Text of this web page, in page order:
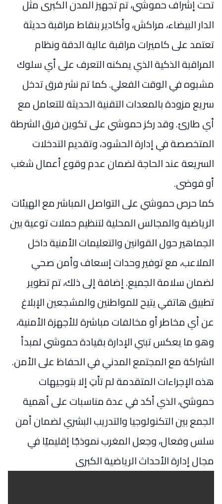
تحت إشراف حموشي، تم تجهيز المدن الكبرى مثل
الدار البيضاء، مراكش، وأكادير بنقاط مراقبة حديثة
تعتمد على كاميرات مراقبة عالية الدقة ونظام
المراقبة الذكية الذي يمكنه التعرف على أي سلوك
مشبوه في الوقت الفعلي. كما تم نشر فرق تدخل
سريع مزودة بالمعدات التقنية الحديثة للتعامل مع
أي طارئ. وقد ركز حموشي على تكوين فرق الشرطة
المتخصصة في إدارة الحشود، وتقديم التدخلات
السريعة عند الحاجة لضمان عدم وقوع أعمال شغب
أو فوضى.
كما حرص حموشي على التواصل المباشر مع الهيئات
الرياضية والمجالس المحلية لتنظيم حملات توعية بين
الجماهير حول القوانين والتعليمات الأمنية داخل
الملاعب، مع توفير وحدات إسعاف وأمن صحي
لضمان سلامة الجميع. إضافة إلى ذلك، تم تطوير
تطبيق هاتفي يتيح للمواطنين والمشجعين الإبلاغ
عن أي مخاطر أو مخالفات مباشرة للأجهزة الأمنية،
وهو ما يعكس تبني الإدارة بقيادة حموشي لمبدأ
الشراكة مع المجتمع المدني في الحفاظ على الأمن.
هذه الإجراءات المتقدمة لم تأتِ إلا بتوجيهات
حموشي، الذي أكد في عدة مناسبات على أهمية
الجمع بين التكنولوجيا والتدريب البشري لضمان أمن
سلس وفعال، وجعل المغرب نموذجًا إقليميًا في
مجال إدارة الأحداث الرياضية الكبرى